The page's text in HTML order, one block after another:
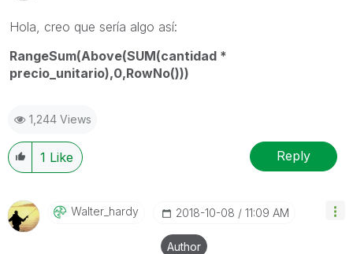
Hola, creo que sería algo así:
RangeSum(Above(SUM(cantidad *
precio_unitario),0,RowNo()))
1,244 Views
1 Like Reply
Walter_hardy ‎2018-10-08 11:09 AM
Author